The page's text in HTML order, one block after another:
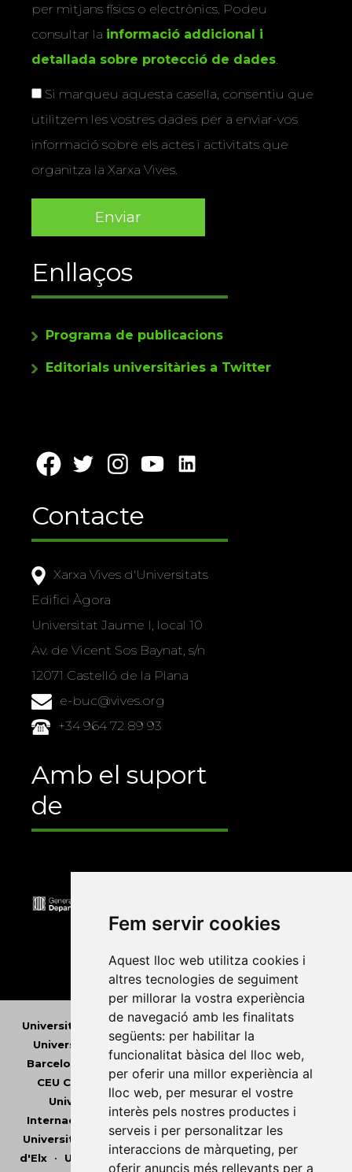
Fem servir cookies
Aquest lloc web utilitza cookies i
altres tecnologies de seguiment
per millorar la vostra experiència
de navegació amb les finalitats
següents: per habilitar la
funcionalitat bàsica del lloc web,
per oferir una millor experiència al
lloc web, per mesurar el vostre
interès pels nostres productes i
serveis i per personalitzar les
interaccions de màrqueting, per
oferir anuncis més rellevants per a
per mitjans físics o electrònics. Podeu
consultar la informació addicional i
detallada sobre protecció de dades
Si marqueu aquesta casella, consentiu que
utilitzem les vostres dades per a enviar-vos
informació sobre els actes i activitats que
organitza la Xarxa Vives.
Enllaços
Programa de publicacions
Editorials universitàries a Twitter
Contacte
Xarxa Vives d'Universitats
Edifici Àgora
Universitat Jaume I, local 10
Av. de Vicent Sos Baynat, s/n
12071 Castelló de la Plana
e-buc@vives.org
+34 964 72 89 93
Amb el suport
de
Universitat Abat Oliba CEU•Universitat d'Alacant
Universitat d'Andorra•Universitat Autònoma de
Barcelona
Universitat de Barcelona•Universitat
CEU Cardenal Herrera•Universitat de Girona •
Universitat de les Illes Balears• Universitat
Internacional de Catalunya•Universitat Jaume I
Universitat de Lleida• Universitat Miguel Hernández
d'Elx• Universitat Oberta de Catalunya•Universitat